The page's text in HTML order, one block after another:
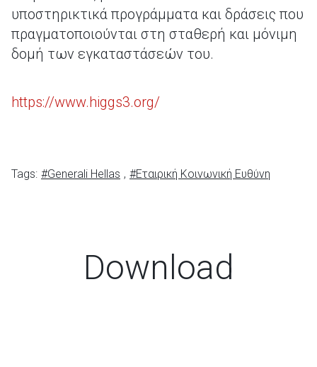
υποστηρικτικά προγράμματα και δράσεις που
πραγματοποιούνται στη σταθερή και μόνιμη
δομή των εγκαταστάσεών του.
https://www.higgs3.org/
Tags: #Generali Hellas , #Εταιρική Κοινωνική Ευθύνη
Download